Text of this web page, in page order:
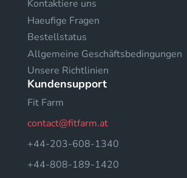
Kontaktiere uns
Haeufige Fragen
Bestellstatus
Allgemeine Geschäftsbedingungen
Unsere Richtlinien
Kundensupport
Fit Farm
contact@fitfarm.at
+44-203-608-1340
+44-808-189-1420